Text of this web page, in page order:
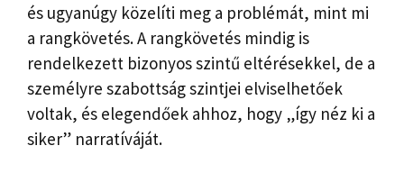
és ugyanúgy közelíti meg a problémát, mint mi
a rangkövetés. A rangkövetés mindig is
rendelkezett bizonyos szintű eltérésekkel, de a
személyre szabottság szintjei elviselhetőek
voltak, és elegendőek ahhoz, hogy „így néz ki a
siker” narratíváját.